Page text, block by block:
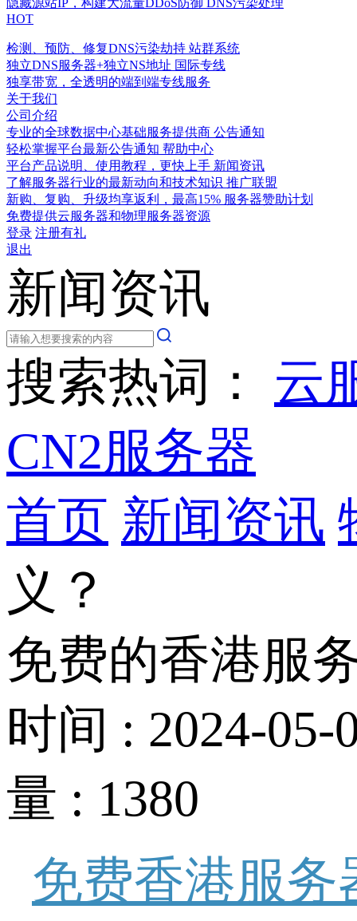
隐藏源站IP，构建大流量DDoS防御
DNS污染处理
HOT
检测、预防、修复DNS污染劫持 站群系统
独立DNS服务器+独立NS地址 国际专线
独享带宽，全透明的端到端专线服务
关于我们
公司介绍
专业的全球数据中心基础服务提供商 公告通知
轻松掌握平台最新公告通知 帮助中心
平台产品说明、使用教程，更快上手 新闻资讯
了解服务器行业的最新动向和技术知识 推广联盟
新购、复购、升级均享返利，最高15% 服务器赞助计划
免费提供云服务器和物理服务器资源
登录 注册有礼
退出
新闻资讯
搜索热词： 云
CN2服务器
首页 新闻资讯
义？
免费的香港服
时间 : 2024-05-
量 : 1380
免费香港服务